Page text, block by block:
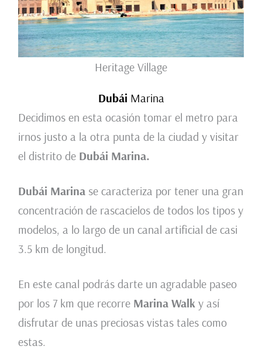
Heritage Village
Dubái Marina
Decidimos en esta ocasión tomar el metro para
irnos justo a la otra punta de la ciudad y visitar
el distrito de Dubái Marina.
Dubái Marinase caracteriza por tener una gran
concentración de rascacielos de todos los tipos y
modelos, a lo largo de un canal artificial de casi
3.5 km de longitud.
En este canal podrás darte un agradable paseo
por los 7 km que recorre Marina Walk y así
disfrutar de unas preciosas vistas tales como
estas.